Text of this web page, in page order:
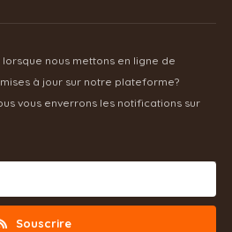
nous mettons en ligne de
à jour sur notre plateforme?
vous enverrons les notifications sur
Souscrire